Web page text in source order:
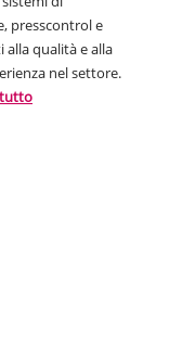
presscontrol e
alla qualità e alla
nel settore.
tutto